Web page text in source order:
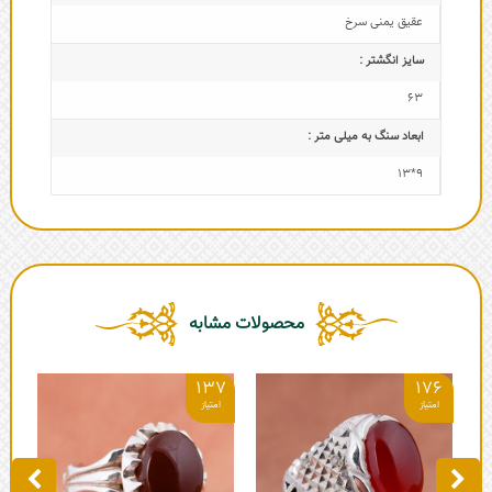
عقیق یمنی سرخ
سایز انگشتر :
63
ابعاد سنگ به میلی متر :
9*13
محصولات مشابه
176
137